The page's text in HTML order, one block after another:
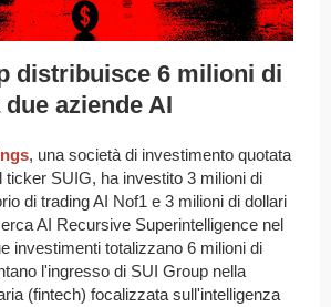
distribuisce 6 milioni di
aziende AI
, una società di investimento quotata
SUIG, ha investito 3 milioni di
di trading AI Nof1 e 3 milioni di dollari
AI Recursive Superintelligence nel
investimenti totalizzano 6 milioni di
l'ingresso di SUI Group nella
(fintech) focalizzata sull'intelligenza